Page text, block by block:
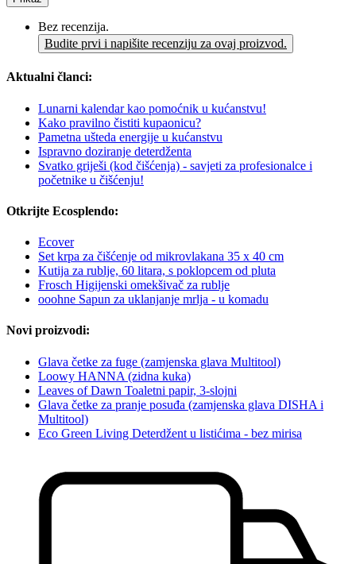
Bez recenzija.
Budite prvi i napišite recenziju za ovaj proizvod.
Aktualni članci:
Lunarni kalendar kao pomoćnik u kućanstvu!
Kako pravilno čistiti kupaonicu?
Pametna ušteda energije u kućanstvu
Ispravno doziranje deterdženta
Svatko griješi (kod čišćenja) - savjeti za profesionalce i
početnike u čišćenju!
Otkrijte Ecosplendo:
Ecover
Set krpa za čišćenje od mikrovlakana 35 x 40 cm
Kutija za rublje, 60 litara, s poklopcem od pluta
Frosch Higijenski omekšivač za rublje
ooohne Sapun za uklanjanje mrlja - u komadu
Novi proizvodi:
Glava četke za fuge (zamjenska glava Multitool)
Loowy HANNA (zidna kuka)
Leaves of Dawn Toaletni papir, 3-slojni
Glava četke za pranje posuđa (zamjenska glava DISHA i
Multitool)
Eco Green Living Deterdžent u listićima - bez mirisa